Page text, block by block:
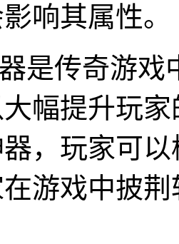
响其属性。
是传奇游
幅提升玩
，玩家可
游戏中披